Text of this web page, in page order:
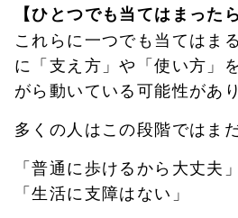
【ひとつでも当てはまったら
これらに一つでも当てはま
に「支え方」や「使い方」
がら動いている可能性があり
多くの人はこの段階ではまだ
「普通に歩けるから大丈夫」
「生活に支障はない」